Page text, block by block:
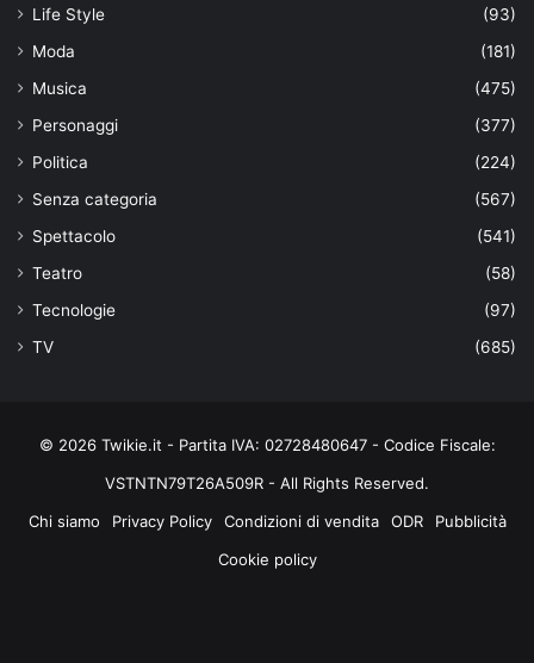
Life Style
(93)
Moda
(181)
Musica
(475)
Personaggi
(377)
Politica
(224)
Senza categoria
(567)
Spettacolo
(541)
Teatro
(58)
Tecnologie
(97)
TV
(685)
© 2026 Twikie.it - Partita IVA: 02728480647 - Codice Fiscale:
VSTNTN79T26A509R - All Rights Reserved.
Chi siamo
Privacy Policy Condizioni di vendita ODR
Pubblicità
Cookie policy